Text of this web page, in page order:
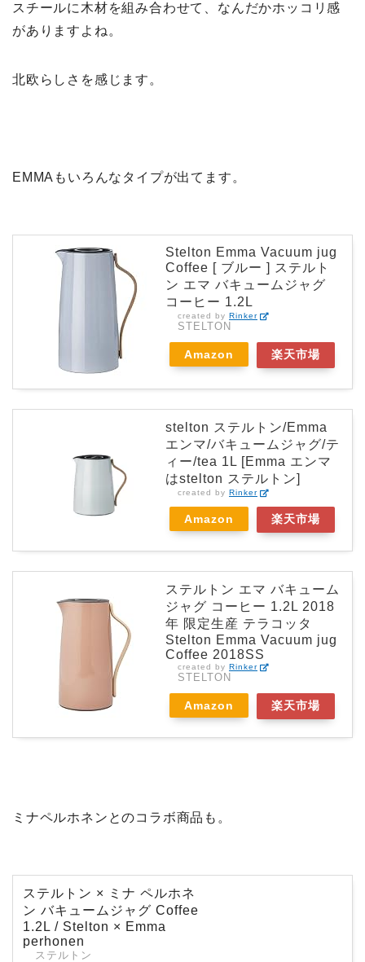
スチールに木材を組み合わせて、なんだかホッコリ感
がありますよね。
北欧らしさを感じます。
EMMAもいろんなタイプが出てます。
Stelton Emma Vacuum jug
Coffee [ ブルー ] ステルト
ン エマ バキュームジャグ
コーヒー 1.2L
created by Rinker
STELTON
Amazon 楽天市場
stelton ステルトン/Emma
エンマ/バキュームジャグ/テ
ィー/tea 1L [Emma エンマ
はstelton ステルトン]
created by Rinker
Amazon 楽天市場
ステルトン エマ バキューム
ジャグ コーヒー 1.2L 2018
年 限定生産 テラコッタ
Stelton Emma Vacuum jug
Coffee 2018SS
created by Rinker
STELTON
Amazon 楽天市場
ミナペルホネンとのコラボ商品も。
ステルトン × ミナ ペルホネ
ン バキュームジャグ Coffee
1.2L / Stelton × Emma
perhonen
ステルトン